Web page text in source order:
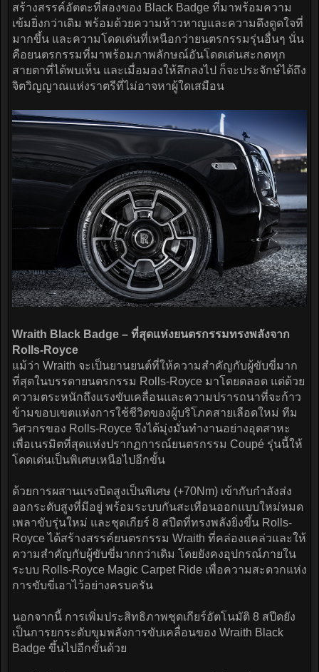
สร้างสรรค์อัตตะที่สองของ Black Badge ที่มาพร้อมความ
เข้มยิ่งกว่าเดิม พร้อมด้วยความห้าวหาญและความดึงดูดใจที่
มากขึ้น และความโดดเด่นที่เหนือกว่ายนตรกรรมรุ่นอื่นๆ นั่น
คือยนตรกรรมที่มาพร้อมภาพลักษณ์อันโดดเด่นสะกดทุก
สายตาที่ได้พบเห็น และเมื่อมองให้ลึกลงไป ก็จะประจักษ์ได้ถึง
จิตวิญญาณแห่งราตรีที่ไม่อาจหาผู้ใดเสมือน
Wraith Black Badge – ที่สุดแห่งยนตรกรรมทรงพลังจาก
Rolls-Royce
แม้ว่า Wraith จะเป็นยานยนต์ที่ให้ความสำคัญกับผู้ขับขี่มาก
ที่สุดในบรรดายนตรกรรม Rolls-Royce มาโดยตลอด แต่ด้วย
ความตระหนักถึงแรงขับเคลื่อนและความปรารถนาที่จะก้าว
ข้ามขอบเขตแห่งการใช้ชีวิตของผู้บริโภคสายเลือดใหม่ ทีม
วิศวกรของ Rolls-Royce จึงได้มุ่งมั่นทำงานอย่างอุตสาหะ
เพื่อเนรมิตที่สุดแห่งปรากฏการณ์ยนตรกรรม Coupé รุ่นนี้ให้
โดดเด่นเป็นพิเศษเหนือไปอีกขั้น
ด้วยการผสานแรงบิดสูงเป็นพิเศษ (+70Nm) เข้ากับกำลังส่ง
ออกระดับสูงที่มีอยู่ พร้อมระบบกันสะเทือนออกแบบใหม่หมด
เพลาขับรุ่นใหม่ และชุดเกียร์ 8 สปีดที่ทรงพลังยิ่งขึ้น Rolls-
Royce ได้สร้างสรรค์ยนตรกรรม Wraith ที่คล่องแคล่วและให้
ความสำคัญกับผู้ขับขี่มากกว่าเดิม โดยยังคงอุปกรณ์ภายใน
ระบบ Rolls-Royce Magic Carpet Ride เพื่อความสะดวกแห่ง
การขับขี่เอาไว้อย่างครบครัน
นอกจากนี้ การเพิ่มประสิทธิภาพชุดเกียร์อัตโนมัติ 8 สปีดยัง
เป็นการยกระดับขุมพลังการขับเคลื่อนของ Wraith Black
Badge ขึ้นไปอีกขั้นด้วย